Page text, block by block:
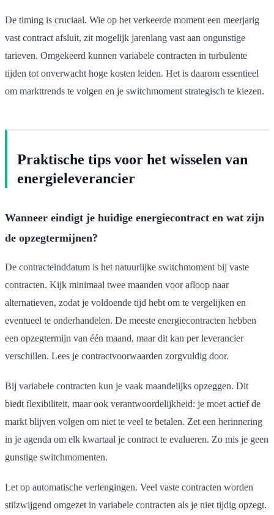
De timing is cruciaal. Wie op het verkeerde moment een meerjarig
vast contract afsluit, zit mogelijk jarenlang vast aan ongunstige
tarieven. Omgekeerd kunnen variabele contracten in turbulente
tijden tot onverwacht hoge kosten leiden. Het is daarom essentieel
om markttrends te volgen en je switchmoment strategisch te kiezen.
Praktische tips voor het wisselen van
energieleverancier
Wanneer eindigt je huidige energiecontract en wat zijn
de opzegtermijnen?
De contracteinddatum is het natuurlijke switchmoment bij vaste
contracten. Kijk minimaal twee maanden voor afloop naar
alternatieven, zodat je voldoende tijd hebt om te vergelijken en
eventueel te onderhandelen. De meeste energiecontracten hebben
een opzegtermijn van één maand, maar dit kan per leverancier
verschillen. Lees je contractvoorwaarden zorgvuldig door.
Bij variabele contracten kun je vaak maandelijks opzeggen. Dit
biedt flexibiliteit, maar ook verantwoordelijkheid: je moet actief de
markt blijven volgen om niet te veel te betalen. Zet een herinnering
in je agenda om elk kwartaal je contract te evalueren. Zo mis je geen
gunstige switchmomenten.
Let op automatische verlengingen. Veel vaste contracten worden
stilzwijgend omgezet in variabele contracten als je niet tijdig opzegt.